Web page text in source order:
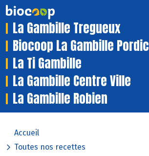
La Gambille Tregueux
Biocoop La Gambille Pordic
La Ti Gambille
La Gambille Centre Ville
La Gambille Robien
Accueil
Toutes nos recettes